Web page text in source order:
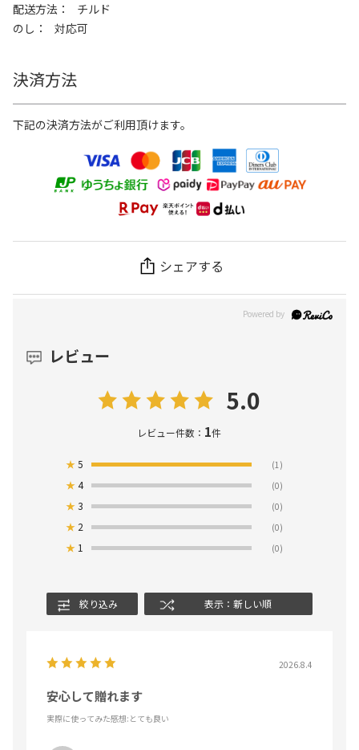
配送方法
チルド
のし
対応可
決済方法
下記の決済方法がご利用頂けます。
シェアする
レビュー
5.0
レビュー件数： 1件
★5 (1)
★4 (0)
★3 (0)
★ 2 (0)
★ 1 (0)
絞り込み 表示：新しい順
2026.8.4
安心して贈れます
実際に使ってみた感想:とても良い